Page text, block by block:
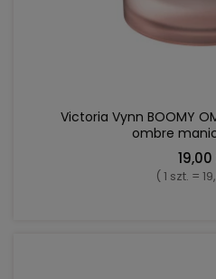
Victoria Vynn BOOMY
ombre
19,00
( 1 szt. =